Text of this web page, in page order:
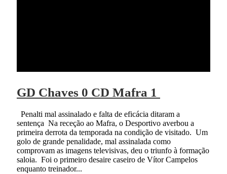
GD Chaves 0 CD Mafra 1
Penalti mal assinalado e falta de eficácia ditaram a
sentença Na receção ao Mafra, o Desportivo averbou a
primeira derrota da temporada na condição de visitado. Um
golo de grande penalidade, mal assinalada como
comprovam as imagens televisivas, deu o triunfo à formação
saloia. Foi o primeiro desaire caseiro de Vítor Campelos
enquanto treinador...